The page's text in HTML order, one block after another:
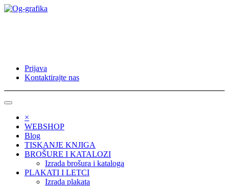
Prijava
Kontaktirajte nas
×
WEBSHOP
Blog
TISKANJE KNJIGA
BROŠURE I KATALOZI
Izrada brošura i kataloga
PLAKATI I LETCI
Izrada plakata